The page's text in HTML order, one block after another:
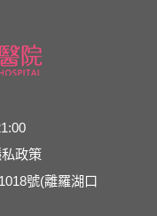
私政策
號(離羅湖口